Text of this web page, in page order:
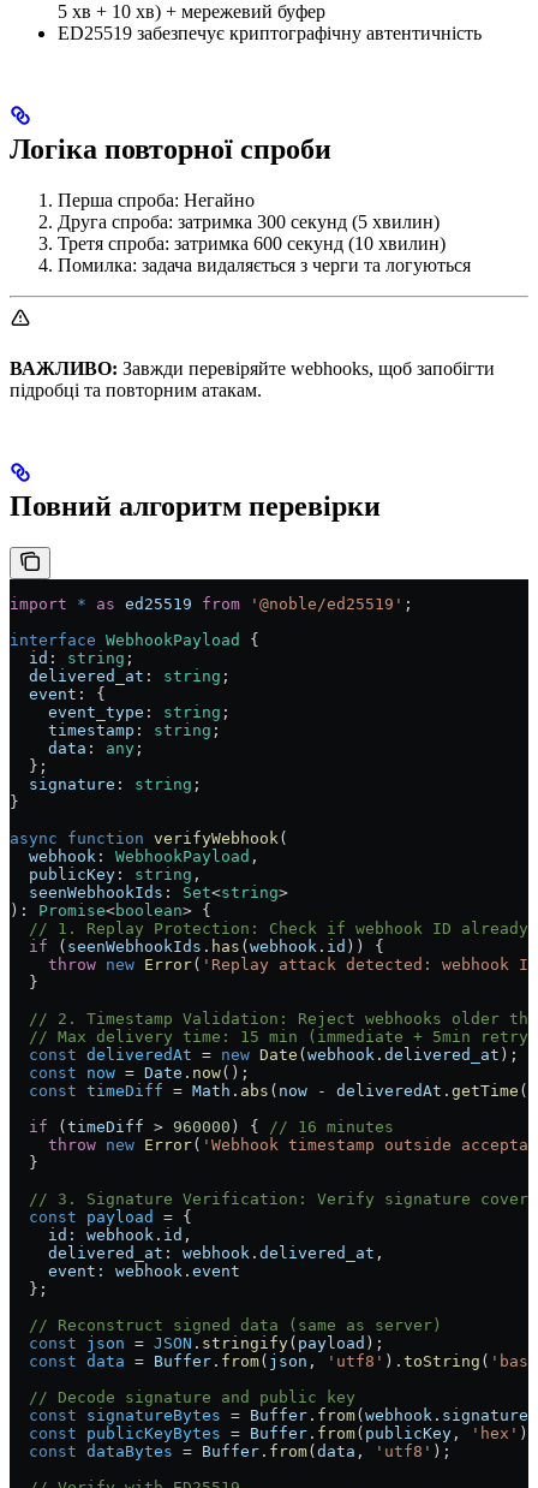
5 хв + 10 хв) + мережевий буфер
ED25519 забезпечує криптографічну автентичність
Логіка повторної спроби
Перша спроба: Негайно
Друга спроба: затримка 300 секунд (5 хвилин)
Третя спроба: затримка 600 секунд (10 хвилин)
Помилка: задача видаляється з черги та логуються
ВАЖЛИВО: Завжди перевіряйте webhooks, щоб запобігти
підробці та повторним атакам.
Повний алгоритм перевірки
import * as ed25519 from '@noble/ed25519' ;
interface WebhookPayload
{
  id
: string ;
  delivered_at
: string ;
  event
:
{
    event_type
: string ;
    timestamp
: string ;
    data
: any ;
  };
  signature
: string ;
}
async function verifyWebhook (
  webhook
: WebhookPayload ,
  publicKey
: string ,
  seenWebhookIds
: Set<string>
) : Promise<boolean> {
// 1. Replay Protection: Check if webhook ID already
  if
( seenWebhookIds . has (webhook . id )) {
    throw
new Error( 'Replay attack detected: webhook
  }
// 2. Timestamp Validation: Reject webhooks older
// Max delivery time: 15 min (immediate + 5min
  const
deliveredAt = new Date (webhook . delivered_at );
  const
now = Date . now();
  const
timeDiff = Math . abs ( now - deliveredAt . getTime
  if
(timeDiff > 960000 ) {
// 16 minutes
    throw
new Error( 'Webhook timestamp outside
  }
// 3. Signature Verification: Verify signature
  const
payload = {
    id:
webhook . id ,
    delivered_at:
webhook . delivered_at ,
    event:
webhook . event
  };
  // Reconstruct signed data (same as server)
  const
json = JSON . stringify( payload );
  const
data = Buffer . from( json , 'utf8' ). toString (
  // Decode signature and public key
  const
signatureBytes = Buffer . from(webhook . signature
  const
publicKeyBytes = Buffer . from( publicKey , 'hex' );
  const
dataBytes = Buffer . from(data , 'utf8' );